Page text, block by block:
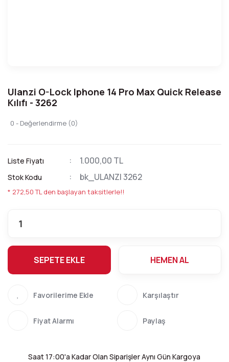
Ulanzi O-Lock Iphone 14 Pro Max Quick Release
Kılıfı - 3262
0 - Değerlendirme (0)
Liste Fiyatı 1.000,00 TL
Stok Kodu bk_ULANZI 3262
* 272,50 TL den başlayan taksitlerle!!
SEPETE EKLE HEMEN AL
Karşılaştır
Fiyat Alarmı Paylaş
Saat 17:00'a Kadar Olan Siparişler Aynı Gün Kargoya